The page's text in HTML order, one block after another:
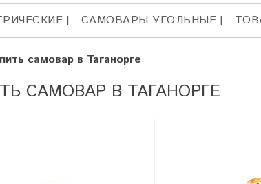
САМОВАРЫ УГОЛЬНЫЕ
самовар в Таганорге
САМОВАР В ТАГАНОРГЕ